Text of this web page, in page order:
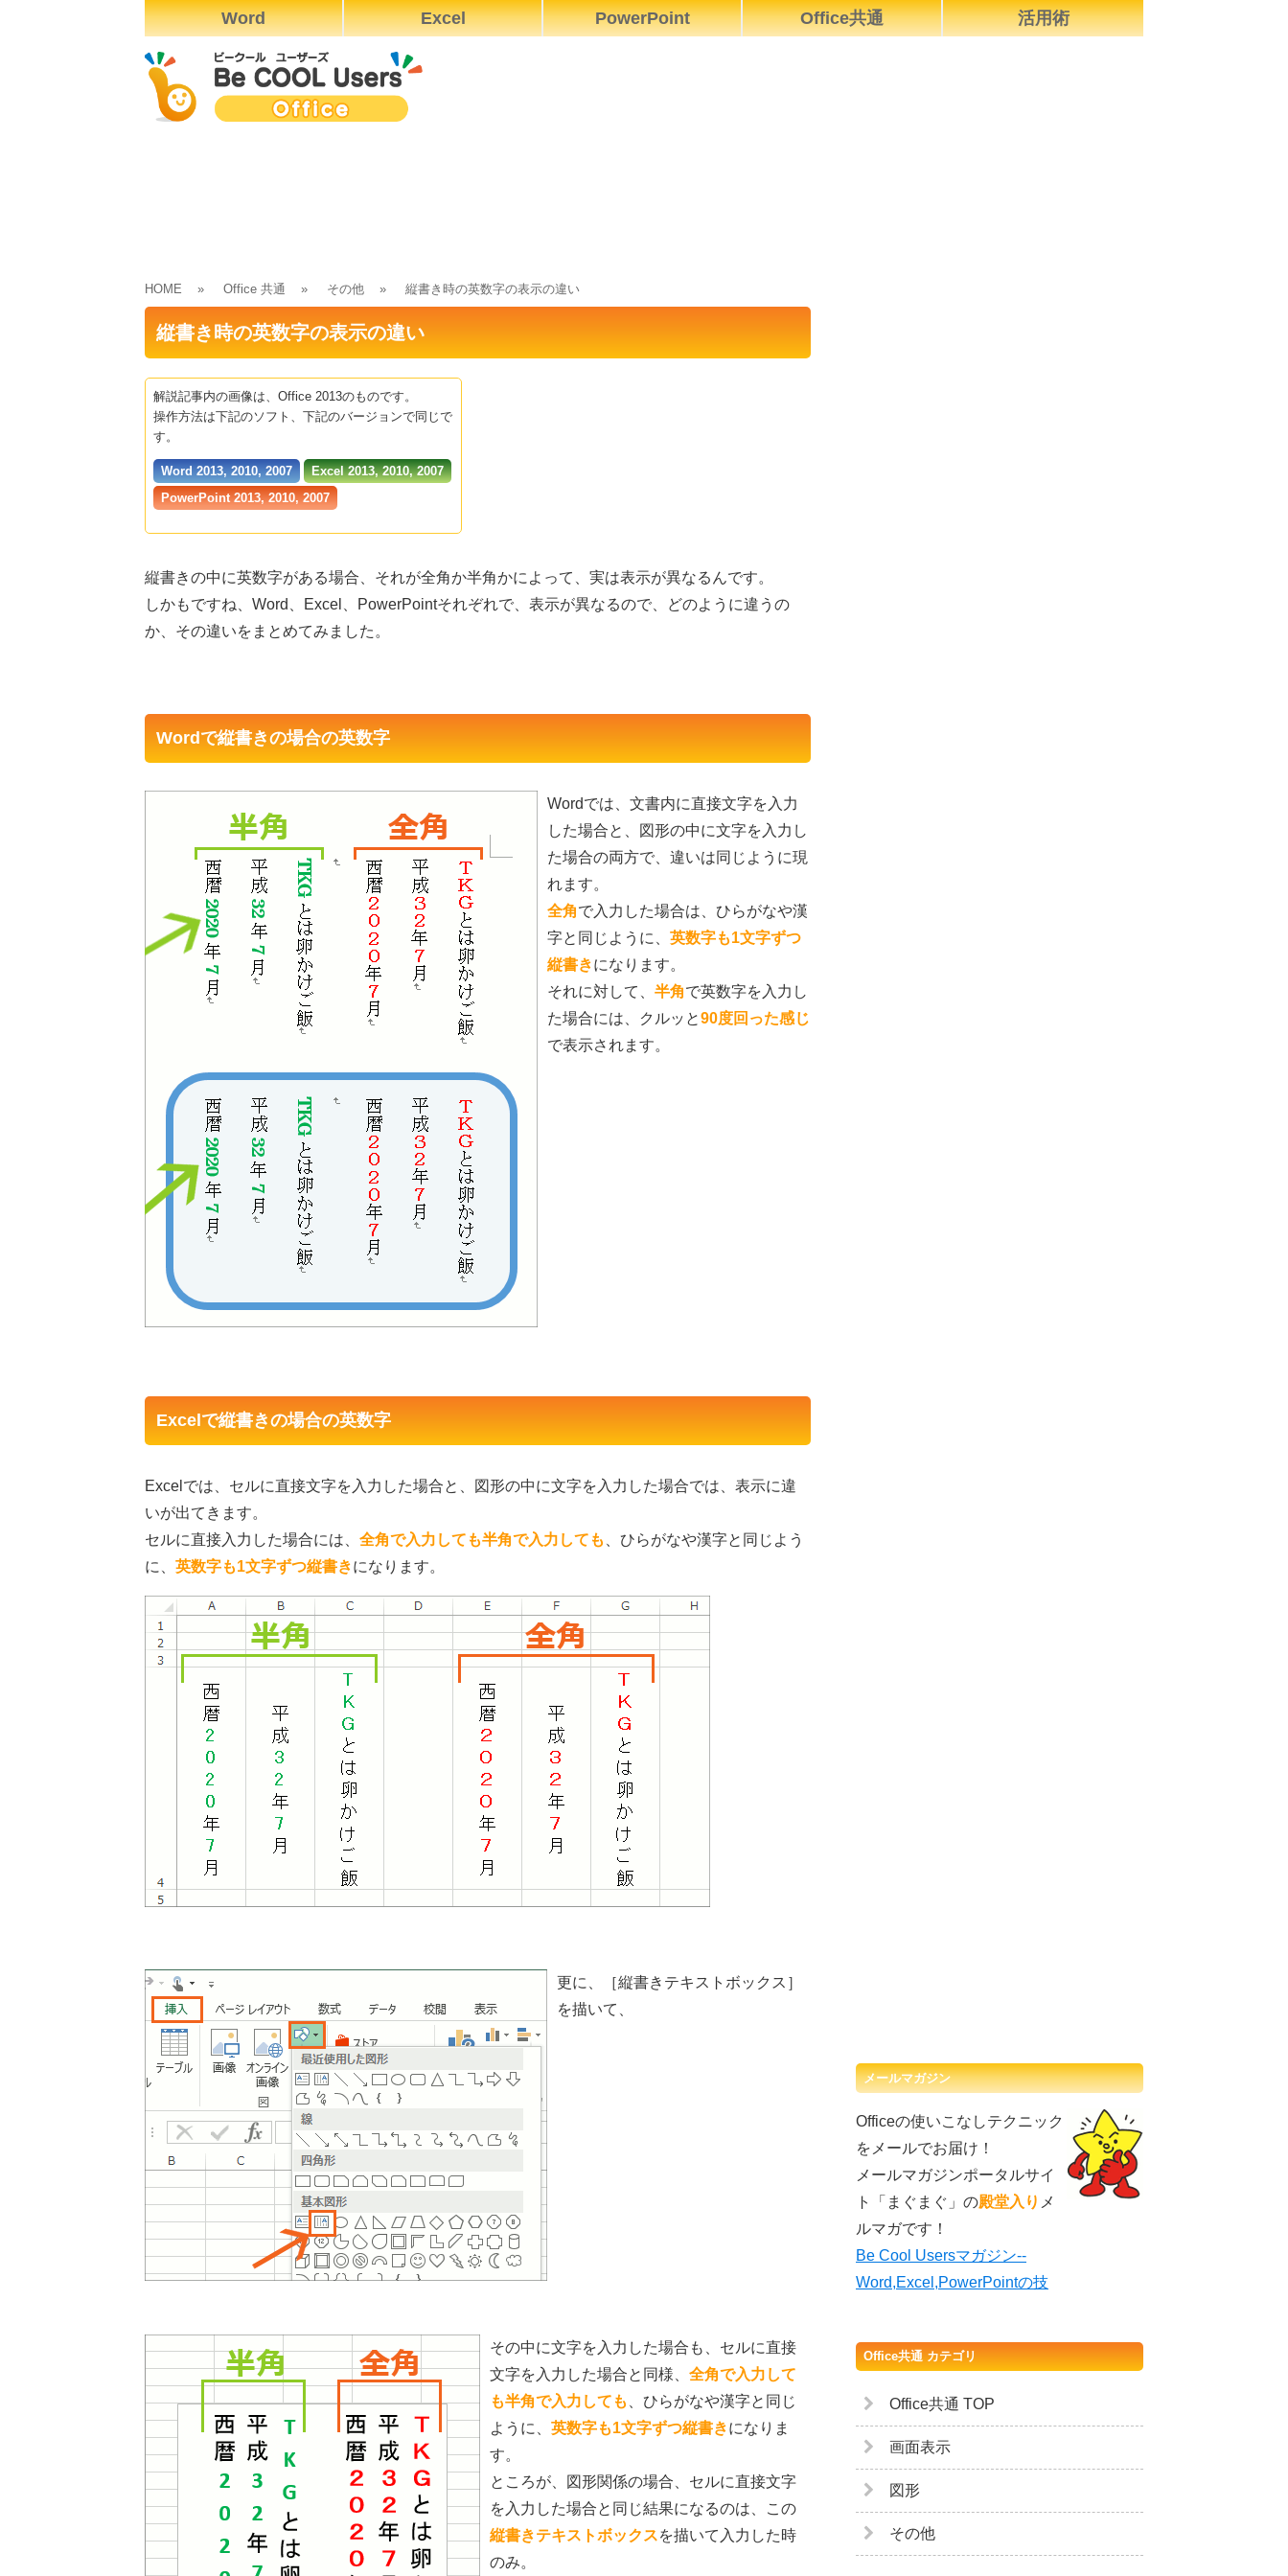
Word Excel PowerPoint Office共通 活用術
HOME Office 共通 その他 縦書き時の英数字の表示の違い
縦書き時の英数字の表示の違い
解説記事内の画像は、Office 2013のものです。
操作方法は下記のソフト、下記のバージョンで同じで
す。
Word 2013, 2010, 2007
Excel 2013, 2010, 2007
PowerPoint 2013, 2010, 2007
縦書きの中に英数字がある場合、それが全角か半角かによって、実は表示が異なるんです。
しかもですね、Word、Excel、PowerPointそれぞれで、表示が異なるので、どのように違うの
か、その違いをまとめてみました。
Wordで縦書きの場合の英数字
Wordでは、文書内に直接文字を入力
した場合と、図形の中に文字を入力し
た場合の両方で、違いは同じように現
れます。
全角で入力した場合は、ひらがなや漢
字と同じように、 英数字も1文字ずつ
縦書きになります。
それに対して、 半角で英数字を入力し
た場合には、クルッと90度回った感じ
で表示されます。
Excelで縦書きの場合の英数字
Excelでは、セルに直接文字を入力した場合と、図形の中に文字を入力した場合では、表示に違
いが出てきます。
セルに直接入力した場合には、 全角で入力しても半角で入力しても
、ひらがなや漢字と同じよう
に、 英数字も1文字ずつ縦書きになります。
更に、［縦書きテキストボックス］
を描いて、
その中に文字を入力した場合も、セルに直接
文字を入力した場合と同様、 全角で入力して
も半角で入力しても
、ひらがなや漢字と同じ
ように、 英数字も1文字ずつ縦書きになりま
す。
ところが、図形関係の場合、セルに直接文字
を入力した場合と同じ結果になるのは、この
縦書きテキストボックスを描いて入力した時
のみ。
メールマガジン
Officeの使いこなしテクニック
をメールでお届け！
メールマガジンポータルサイ
ト「まぐまぐ」の殿堂入り メ
ルマガです！
Be Cool Usersマガジン--
Word,Excel,PowerPointの技
Office共通 カテゴリ
Office共通 TOP
画面表示
図形
その他